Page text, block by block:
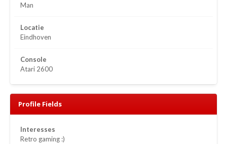
Man
Locatie
Eindhoven
Console
Atari 2600
Profile Fields
Interesses
Retro gaming :)